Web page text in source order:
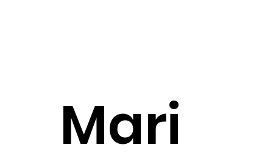
Mari